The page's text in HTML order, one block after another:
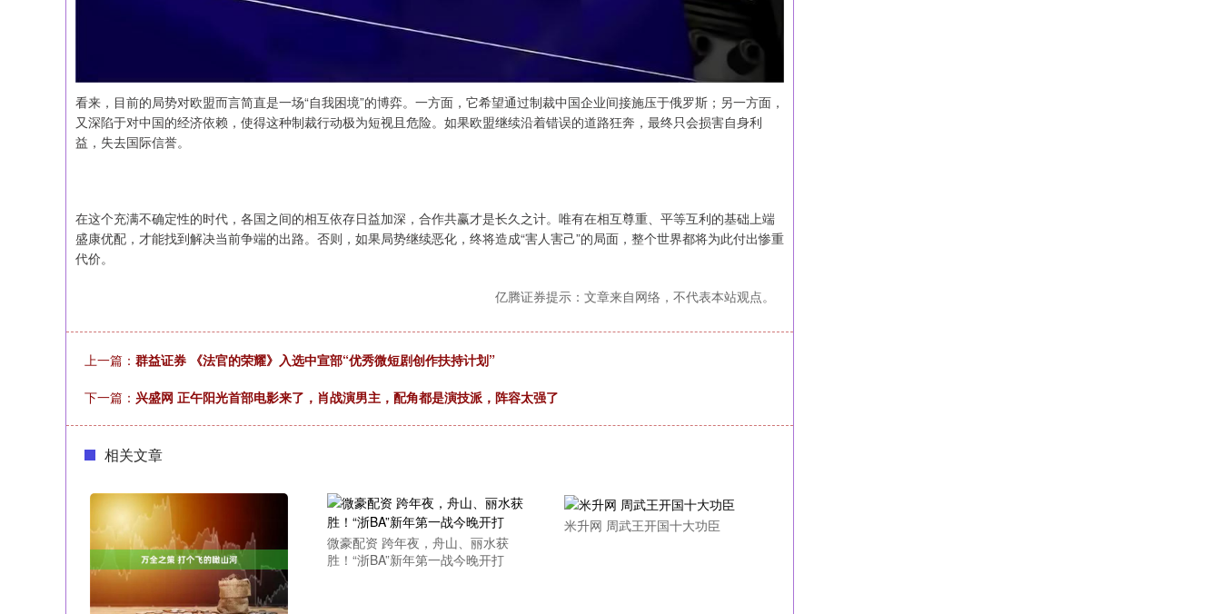
看来，目前的局势对欧盟而言简直是一场“自我困境”的博弈。一方面，它希望通过制裁中国企业间接施压于俄罗斯；另一方面，
又深陷于对中国的经济依赖，使得这种制裁行动极为短视且危险。如果欧盟继续沿着错误的道路狂奔，最终只会损害自身利
益，失去国际信誉。
在这个充满不确定性的时代，各国之间的相互依存日益加深，合作共赢才是长久之计。唯有在相互尊重、平等互利的基础上端
盛康优配，才能找到解决当前争端的出路。否则，如果局势继续恶化，终将造成“害人害己”的局面，整个世界都将为此付出惨重
代价。
亿腾证券提示：文章来自网络，不代表本站观点。
上一篇： 群益证券 《法官的荣耀》入选中宣部“优秀微短剧创作扶持计划”
下一篇： 兴盛网 正午阳光首部电影来了，肖战演男主，配角都是演技派，阵容太强了
相关文章
微豪配资 跨年夜，舟山、丽水获
胜！“浙BA”新年第一战今晚开打
米升网 周武王开国十大功臣